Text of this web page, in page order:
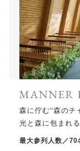
MANNER
森に佇む“森のチ
光と森に包まれ
最大参列人数／70